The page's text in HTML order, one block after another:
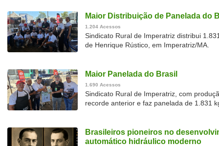
Maior Distribuição de Panelada do
1.204 Acessos
Sindicato Rural de Imperatriz distribui
de Henrique Rústico, em Imperatriz/MA.
Maior Panelada do Brasil
1.690 Acessos
Sindicato Rural de Imperatriz, com
recorde anterior e faz panelada de 1.831
Brasileiros pioneiros no
automático hidráulico moderno